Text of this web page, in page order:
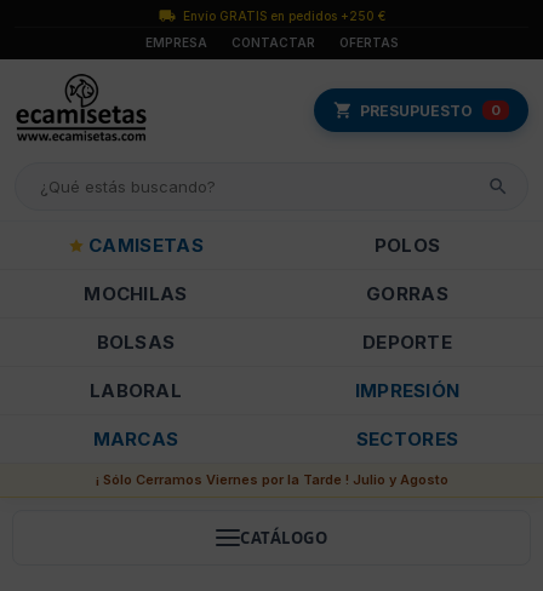
Envío GRATIS en pedidos +250 €
EMPRESA
CONTACTAR OFERTAS
PRESUPUESTO 0
CAMISETAS POLOS
MOCHILAS GORRAS
BOLSAS DEPORTE
LABORAL IMPRESIÓN
MARCAS SECTORES
¡ Sólo Cerramos Viernes por la Tarde ! Julio y Agosto
CATÁLOGO